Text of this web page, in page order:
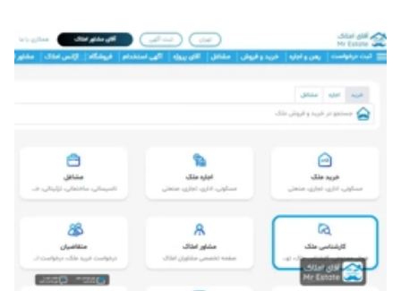
واسطه‌های غیرقانونی ملک نداشته باشند و در ح